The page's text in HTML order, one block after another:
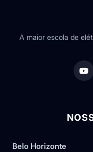
A maior escola de
Belo Horizonte